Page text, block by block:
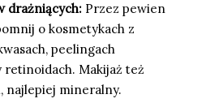
drażniących: Przez pewien
o kosmetykach z
peelingach
retinoidach. Makijaż też
najlepiej mineralny.